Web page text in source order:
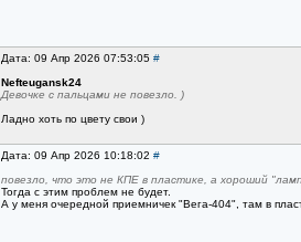
Дата: 09 Апр 2026 07:53:05 #
Nefteugansk24
Девочке с пальцами не повезло. )
Ладно хоть по цвету свои )
Дата: 09 Апр 2026 10:18:02 #
повезло, что это не КПЕ в пластике, а хороший
Тогда с этим проблем не будет.
А у меня очередной приемничек "Вега-404", там в